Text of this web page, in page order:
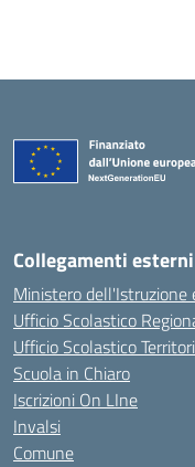
Collegamenti esterni
Ministero dell'Istruzione
Ufficio Scolastico
Ufficio Scolastico
Scuola in Chiaro
Iscrizioni On LIne
Invalsi
Comune